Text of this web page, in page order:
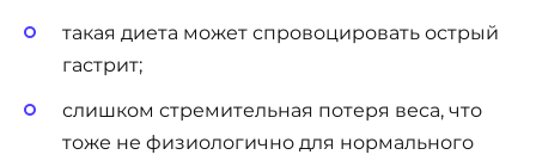
такая диета может спровоцировать острый
гастрит;
слишком стремительная потеря веса, что
тоже не физиологично для нормального